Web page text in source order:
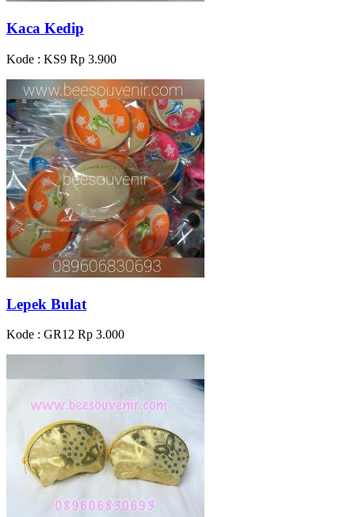
Kaca Kedip
Kode : KS9 Rp 3.900
Lepek Bulat
Kode : GR12 Rp 3.000